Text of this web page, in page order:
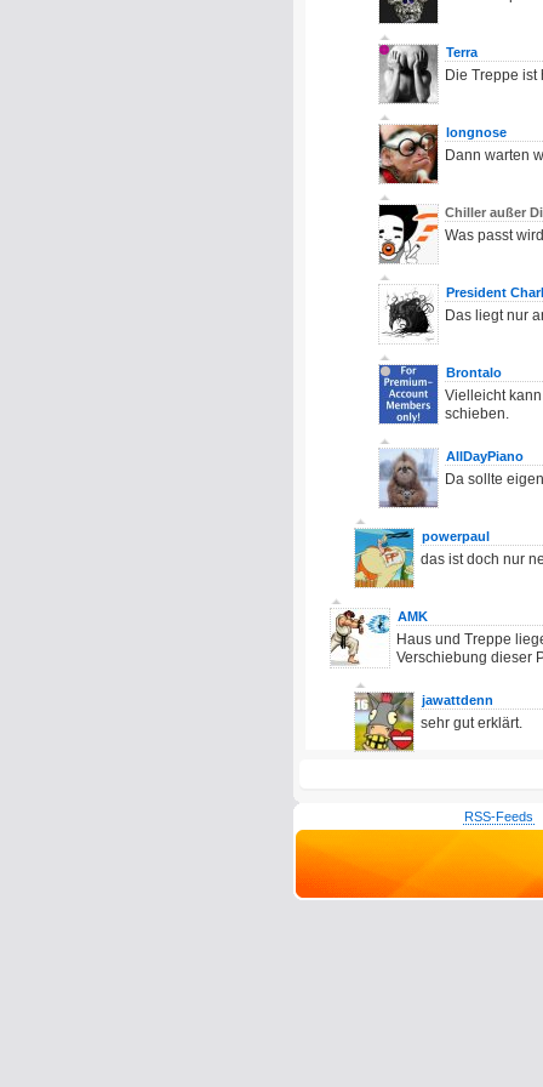
Terra
Die Treppe
longnose
Dann warten
Chiller außer
Was passt
President
Das liegt nur
Brontalo
Vielleicht
schieben.
AllDayPiano
Da sollte
powerpaul
das ist doch nur
AMK
Haus und Treppe
Verschiebung dieser
jawattdenn
sehr gut erklärt.
RSS-Feeds